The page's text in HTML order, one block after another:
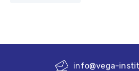
info@vega-